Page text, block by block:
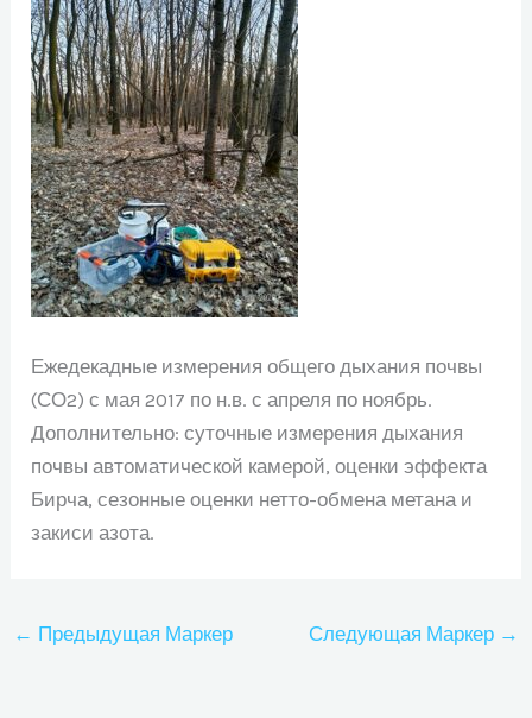
Ежедекадные измерения общего дыхания почвы
(СО2) с мая 2017 по н.в. с апреля по ноябрь.
Дополнительно: суточные измерения дыхания
почвы автоматической камерой, оценки эффекта
Бирча, сезонные оценки нетто-обмена метана и
закиси азота.
← Предыдущая Маркер Следующая Маркер →